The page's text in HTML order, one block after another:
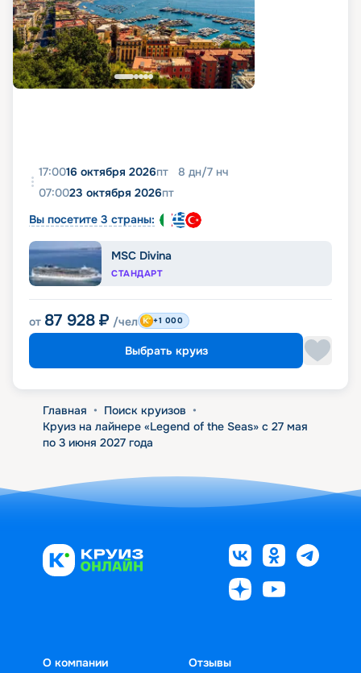
17:0016 октября 2026пт 8 дн/7 нч
07:0023 октября 2026пт
Вы посетите 3 страны:
MSC Divina
СТАНДАРТ
от 87 928 ₽ /чел +1 000
Выбрать круиз
Главная • Поиск круизов •
Круиз на лайнере «Legend of the Seas» с 27 мая
по 3 июня 2027 года
О компании
Отзывы